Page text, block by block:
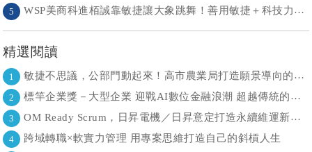
5 WSP美商科進栢誠靠敏捷讓大象跳舞！善用敏捷＋科技力， 大型工程也能快速迭代
精選閱讀
1 敏捷不思議，公部門動起來！高市農業局打造願景導向的社區敏捷自組織
2 標竿企業獎－大型企業 迎戰AI數位金融浪潮 超越傳統的組織再定義
3 OM Ready Scrum，日昇電機／日昇意定打造永續維運新典範
4 跨域轉職×軟實力管理 用專案思維打造自己的斜槓人生